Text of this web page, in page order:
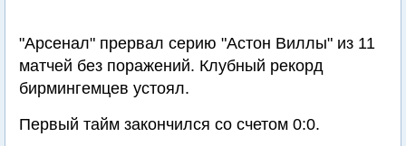
"Арсенал" прервал серию "Астон Виллы" из 11
матчей без поражений. Клубный рекорд
бирмингемцев устоял.
Первый тайм закончился со счетом 0:0.